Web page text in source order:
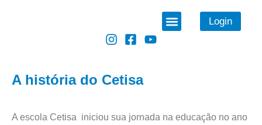
Login
A história do Cetisa
A escola Cetisa iniciou sua jornada na educação no ano